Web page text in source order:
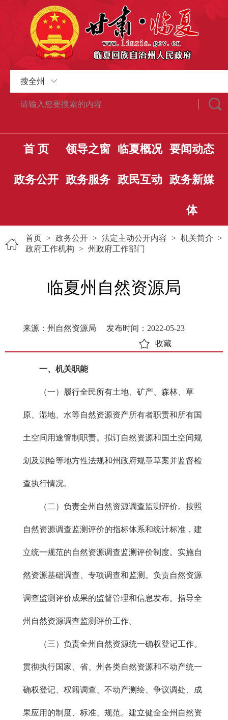
搜全州
首 页 领导之窗 临夏概况 要闻动态
政务公开 政务服务 政民互动 政务新媒
体
首页 > 政务公开 > 法定主动公开内容 > 机关简介 >
政府工作机构 > 州政府工作部门
临夏州自然资源局
来源：州自然资源局
发布时间：2022-05-23
收藏
一、机关职能
（一）履行全民所有土地、矿产、森林、草
原、湿地、水等自然资源资产所有者职责和所有国
土空间用途管制职责。拟订自然资源和国土空间规
划及测绘等地方性法规和州政府规章草案并监督检
查执行情况。
（二）负责全州自然资源调查监测评价。按照
自然资源调查监测评价的指标体系和统计标准，建
立统一规范的自然资源调查监测评价制度。实施自
然资源基础调查、专项调查和监测。负责自然资源
调查监测评价成果的监督管理和信息发布。指导全
州自然资源调查监测评价工作。
（三）负责全州自然资源统一确权登记工作。
贯彻执行国家、省、州各类自然资源和不动产统一
确权登记、权籍调查、不动产测绘、争议调处、成
果应用的制度、标准、规范。建立健全全州自然资